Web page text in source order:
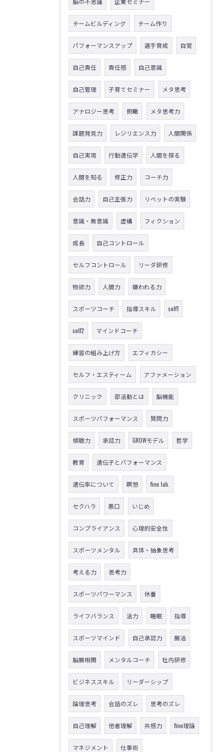
チームビルディング チーム作り
パフォーマンスアップ 選手育成 自覚
自己責任 責任感 自己意識
自己管理 子育てセミナー メタ思考
アナロジー思考 俯瞰 メタ思考力
課題発見力 レジリエンス力 人間関係
自己実現 行動遺伝学 人間を探る
人間を知る 修正力 コーチ力
会話力 自己主張力 リベットの実験
意識・無意識 虚構 フィクション
成長 自己コントロール
セルフコントロール リーダ研修
物欲力 人間力 嫌われる力
スポーツコーチ 指導スキル self1
self2 マインドコーチ
練習の組み上げ方 エフィカシー
セルフ・エスティーム アファメーション
クリニック 部活動とは 脳機能
スポーツパフォーマンス 質問力
傾聴力 承認力 GROWモデル 哲学
教育 遺伝子とパフォーマンス
遺伝率について 瞑想 fine lab.
セクハラ 悪口 いじめ
コンプライアンス 心理的安全性
スポーツメンタル 具体・抽象思考
考える力 思考力
スポーツパワーマンス 休養
ライフバランス 活力 睡眠 指導
スポーツマインド 自己承認力 腸活
脳腸相関 メンタルコーチ 社内研修
ビジネススキル リーダーシップ
論理思考 会話のズレ 思考のズレ
自己理解 他者理解 共感力 fine理論
マネジメント 仕事術